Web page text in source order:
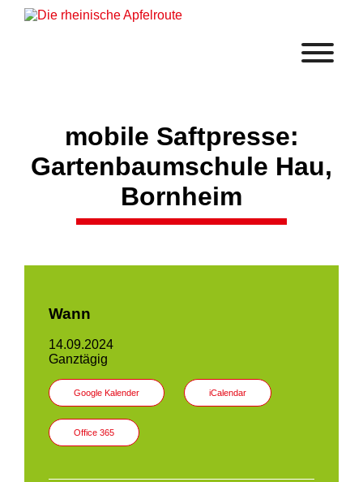
mobile Saftpresse:
Gartenbaumschule Hau,
Bornheim
Wann
14.09.2024
Ganztägig
Google Kalender iCalendar
Office 365